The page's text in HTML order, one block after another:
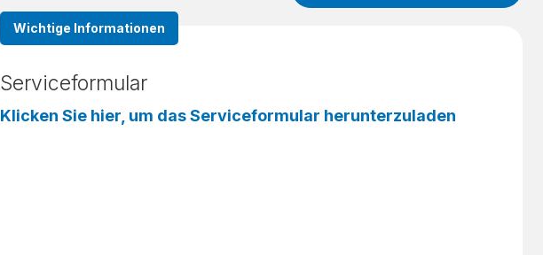
Wichtige Informationen
Serviceformular
Klicken Sie hier, um das Serviceformular herunterzuladen